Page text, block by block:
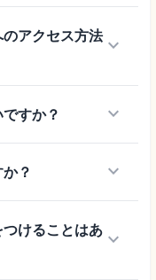
アクセス方法 keyboard_arrow_down
すか？ keyboard_arrow_down
？ keyboard_arrow_down
けることはあ keyboard_arrow_down